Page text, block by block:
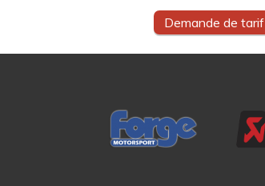
Demande de tarif